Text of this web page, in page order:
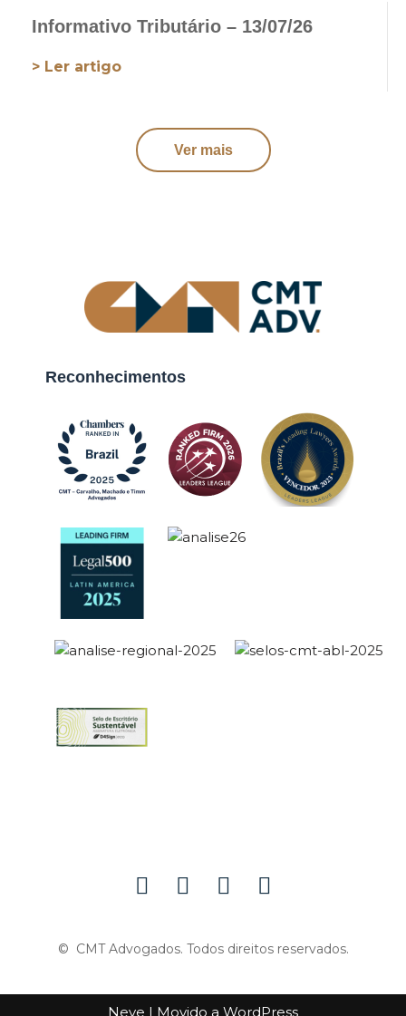
Informativo Tributário – 13/07/26
> Ler artigo
Ver mais
Reconhecimentos
© CMT Advogados. Todos direitos reservados.
Neve | Movido a WordPress